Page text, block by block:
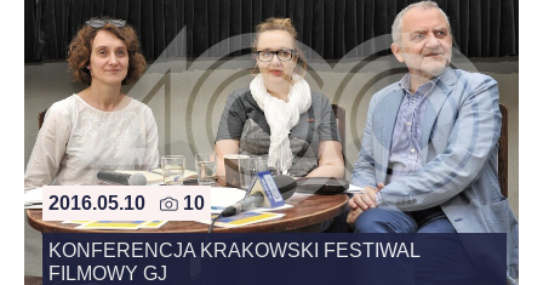
2016.05.10 10
KONFERENCJA KRAKOWSKI FESTIWAL
FILMOWY GJ